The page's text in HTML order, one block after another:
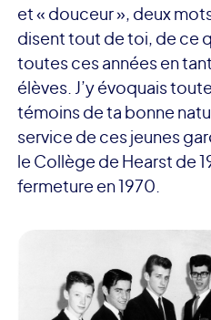
et « douceur », deux
disent tout de toi, de ce
toutes ces années en
élèves. J’y évoquais
témoins de ta bonne
service de ces jeunes
le Collège de Hearst de
fermeture en 1970.